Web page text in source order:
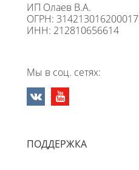
ИП Олаев В.А.
ОГРН: 314213016200017
ИНН: 212810656614
Мы в соц. сетях:
ПОДДЕРЖКА